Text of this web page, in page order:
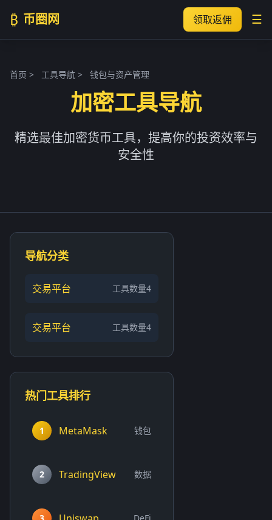
₿ 币圈网 领取返佣 ☰
首页 > 工具导航 > 钱包与资产管理
加密工具导航
精选最佳加密货币工具，提高你的投资效率与
安全性
导航分类
交易平台 工具数量4
交易平台 工具数量4
热门工具排行
1 MetaMask 钱包
2 TradingView 数据